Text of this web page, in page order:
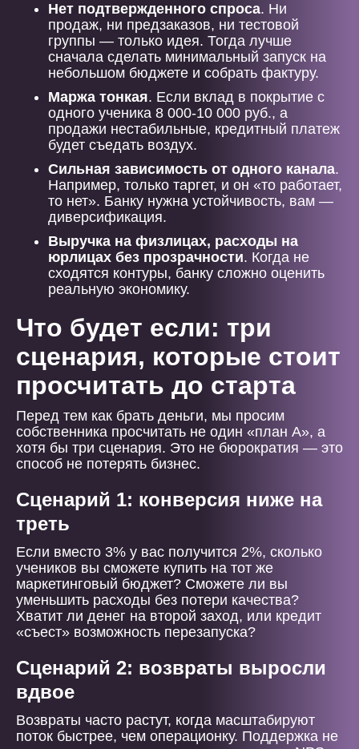
Нет подтвержденного спроса. Ни
продаж, ни предзаказов, ни тестовой
группы — только идея. Тогда лучше
сначала сделать минимальный запуск на
небольшом бюджете и собрать фактуру.
Маржа тонкая. Если вклад в покрытие с
одного ученика 8 000-10 000 руб., а
продажи нестабильные, кредитный платеж
будет съедать воздух.
Сильная зависимость от одного канала.
Например, только таргет, и он «то работает,
то нет». Банку нужна устойчивость, вам —
диверсификация.
Выручка на физлицах, расходы на
юрлицах без прозрачности. Когда не
сходятся контуры, банку сложно оценить
реальную экономику.
Что будет если: три
сценария, которые стоит
просчитать до старта
Перед тем как брать деньги, мы просим
собственника просчитать не один «план А», а
хотя бы три сценария. Это не бюрократия — это
способ не потерять бизнес.
Сценарий 1: конверсия ниже на
треть
Если вместо 3% у вас получится 2%, сколько
учеников вы сможете купить на тот же
маркетинговый бюджет? Сможете ли вы
уменьшить расходы без потери качества?
Хватит ли денег на второй заход, или кредит
«съест» возможность перезапуска?
Сценарий 2: возвраты выросли
вдвое
Возвраты часто растут, когда масштабируют
поток быстрее, чем операционку. Поддержка не